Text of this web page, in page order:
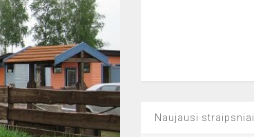
Naujausi straipsniai